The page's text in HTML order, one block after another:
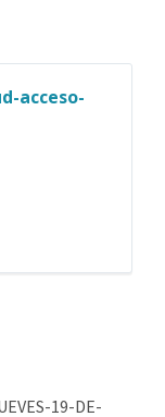
acceso-
19-DE-